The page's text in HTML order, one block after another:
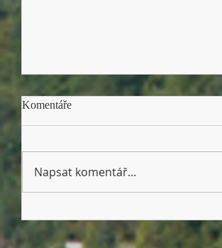
Nechcete se nechat napálit od
podvodníků?
Komentáře
Napsat komentář...